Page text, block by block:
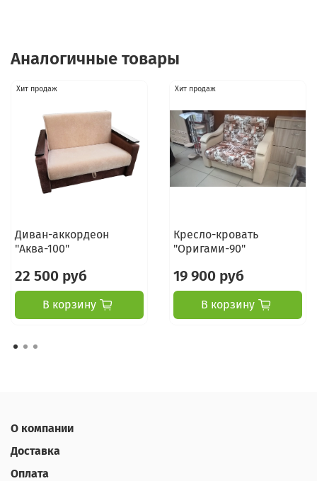
Аналогичные товары
Хит продаж
Диван-аккордеон
"Аква-100"
22 500 руб
В корзину
Хит продаж
Кресло-кровать
"Оригами-90"
19 900 руб
В корзину
О компании
Доставка
Оплата